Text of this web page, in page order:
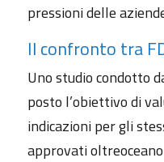
pressioni delle
Il confronto tra
Uno studio condotto
posto l’obiettivo di
indicazioni per gli
approvati